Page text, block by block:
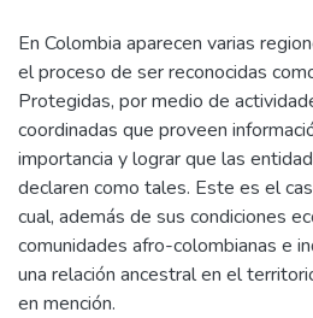
En Colombia aparecen varias
el proceso de ser reconocidas
Protegidas, por medio de
coordinadas que proveen
importancia y lograr que las
declaren como tales. Este es el
cual, además de sus condiciones
comunidades afro-colombianas e
una relación ancestral en el
en mención.